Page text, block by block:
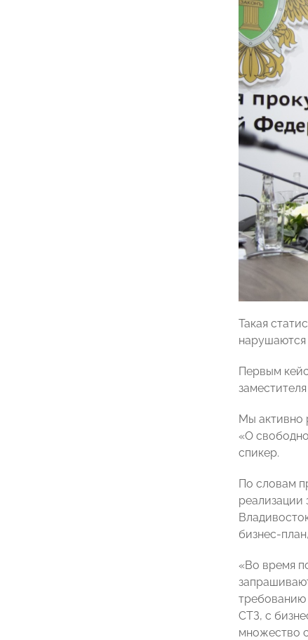
Такая
нарушаются
Первым
Мы активно
«О
спикер.
По словам
реализации
бизнес-
«Во время
требованию
СТЗ, с
множество